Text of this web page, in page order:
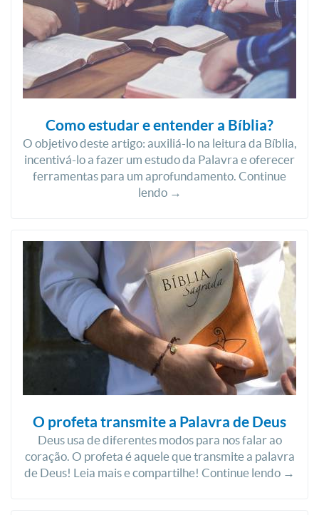
Como estudar e entender a Bíblia?
O objetivo deste artigo: auxiliá-lo na leitura da Bíblia,
incentivá-lo a fazer um estudo da Palavra e oferecer
ferramentas para um aprofundamento. Continue
lendo →
O profeta transmite a Palavra de Deus
Deus usa de diferentes modos para nos falar ao
coração. O profeta é aquele que transmite a palavra
de Deus! Leia mais e compartilhe! Continue lendo →